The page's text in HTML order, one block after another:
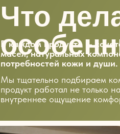
В каждом продукте —
масел, натуральных
потребностей кожи и души.
Мы тщательно подбираем
продукт работал не только
внутреннее ощущение
Что